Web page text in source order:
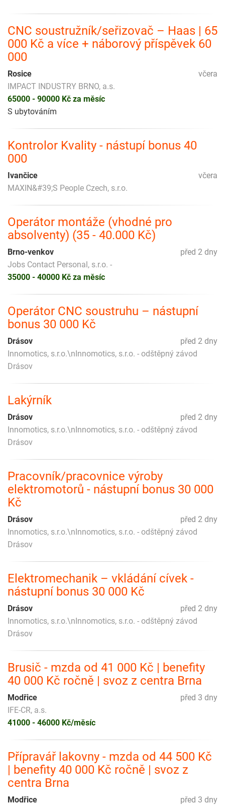
CNC soustružník/seřizovač – Haas | 65
000 Kč a více + náborový příspěvek 60
000
včera
Rosice
IMPACT INDUSTRY BRNO, a.s.
65000 - 90000 Kč za měsíc
S ubytováním
Kontrolor Kvality - nástupí bonus 40
000
včera
Ivančice
MAXIN&#39;S People Czech, s.r.o.
Operátor montáže (vhodné pro
absolventy) (35 - 40.000 Kč)
před 2 dny
Brno-venkov
Jobs Contact Personal, s.r.o. -
35000 - 40000 Kč za měsíc
Operátor CNC soustruhu – nástupní
bonus 30 000 Kč
před 2 dny
Drásov
Innomotics, s.r.o.\nInnomotics, s.r.o. - odštěpný závod
Drásov
Lakýrník
před 2 dny
Drásov
Innomotics, s.r.o.\nInnomotics, s.r.o. - odštěpný závod
Drásov
Pracovník/pracovnice výroby
elektromotorů - nástupní bonus 30 000
Kč
před 2 dny
Drásov
Innomotics, s.r.o.\nInnomotics, s.r.o. - odštěpný závod
Drásov
Elektromechanik – vkládání cívek -
nástupní bonus 30 000 Kč
před 2 dny
Drásov
Innomotics, s.r.o.\nInnomotics, s.r.o. - odštěpný závod
Drásov
Brusič - mzda od 41 000 Kč | benefity
40 000 Kč ročně | svoz z centra Brna
před 3 dny
Modřice
IFE-CR, a.s.
41000 - 46000 Kč/měsíc
Přípravář lakovny - mzda od 44 500 Kč
| benefity 40 000 Kč ročně | svoz z
centra Brna
před 3 dny
Modřice